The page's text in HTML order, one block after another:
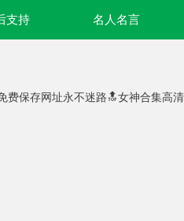
支持 名人名言
费保存网址永不迷路🔝女神合集高